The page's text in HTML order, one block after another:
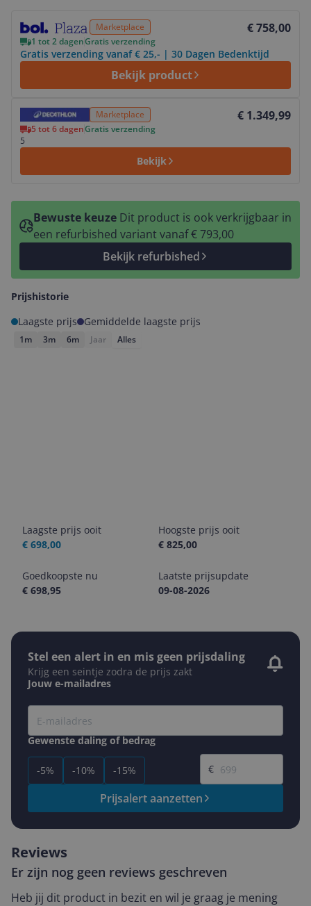
Marketplace € 758,00
1 tot 2 dagenGratis verzending
Gratis verzending vanaf € 25,- | 30 Dagen Bedenktijd
Bekijk product
Marketplace € 1.349,99
5 tot 6 dagenGratis verzending
5
Bekijk
Bekijk product
Bewuste keuze Dit product is ook verkrijgbaar in
een refurbished variant vanaf € 793,00
Bekijk refurbished
Prijshistorie
Laagste prijs
Gemiddelde laagste prijs
1m 3m 6m Jaar Alles
Laagste prijs ooit
€ 698,00
Hoogste prijs ooit
€ 825,00
Goedkoopste nu
€ 698,95
Laatste prijsupdate
09-08-2026
Stel een alert in en mis geen prijsdaling
Krijg een seintje zodra de prijs zakt
Jouw e-mailadres
Gewenste daling of bedrag
-5% -10% -15%
Gewenste prijs
€
Prijsalert aanzetten
Reviews
Er zijn nog geen reviews geschreven
Heb jij dit product in bezit en wil je graag je mening